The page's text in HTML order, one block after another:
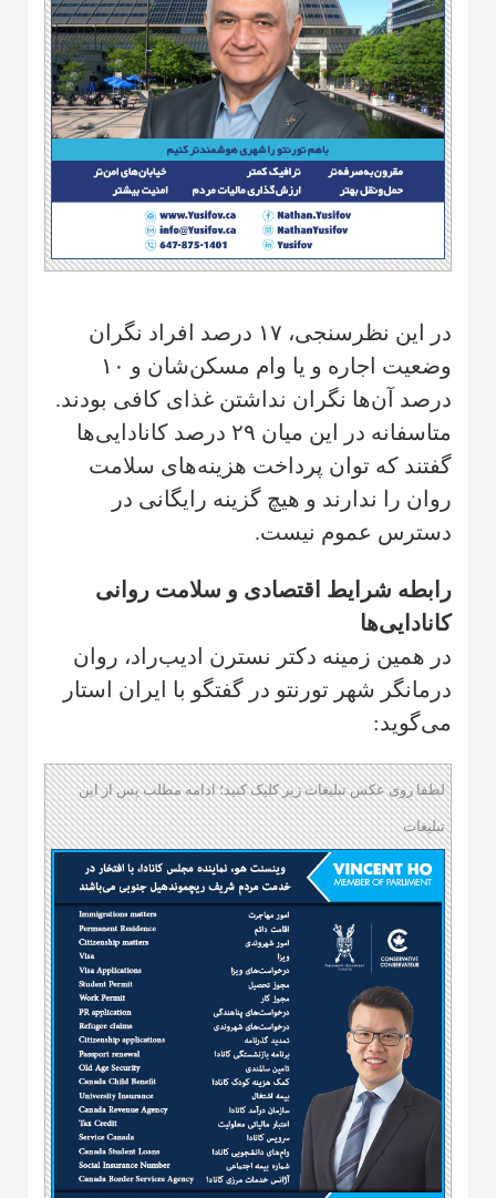
در این نظرسنجی، ۱۷ درصد افراد نگران
وضعیت اجاره و یا وام مسکن‌شان و ۱۰
درصد آن‌ها نگران نداشتن غذای کافی بودند.
متاسفانه در این میان ۲۹ درصد کانادایی‌ها
گفتند که توان پرداخت هزینه‌های سلامت
روان را ندارند و هیچ گزینه رایگانی در
دسترس عموم نیست.
رابطه شرایط اقتصادی و سلامت روانی
کانادایی‌ها
در همین زمینه دکتر نسترن ادیب‌راد، روان
درمانگر شهر تورنتو در گفتگو با ایران استار
می‌گوید:
لطفا روی عکس تبلیغات زیر کلیک کنید؛ ادامه مطلب پس از این
تبلیغات